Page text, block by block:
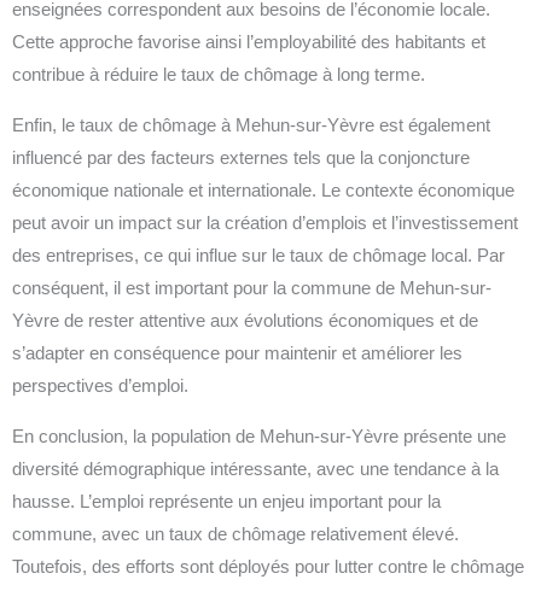
enseignées correspondent aux besoins de l’économie locale.
Cette approche favorise ainsi l’employabilité des habitants et
contribue à réduire le taux de chômage à long terme.
Enfin, le taux de chômage à Mehun-sur-Yèvre est également
influencé par des facteurs externes tels que la conjoncture
économique nationale et internationale. Le contexte économique
peut avoir un impact sur la création d’emplois et l’investissement
des entreprises, ce qui influe sur le taux de chômage local. Par
conséquent, il est important pour la commune de Mehun-sur-
Yèvre de rester attentive aux évolutions économiques et de
s’adapter en conséquence pour maintenir et améliorer les
perspectives d’emploi.
En conclusion, la population de Mehun-sur-Yèvre présente une
diversité démographique intéressante, avec une tendance à la
hausse. L’emploi représente un enjeu important pour la
commune, avec un taux de chômage relativement élevé.
Toutefois, des efforts sont déployés pour lutter contre le chômage